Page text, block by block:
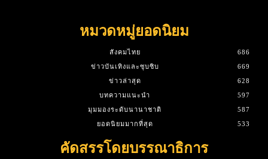
หมวดหมู่ยอดนิยม
สังคมไทย
686
ข่าวบันเทิงและซุบซิบ
669
ข่าวล่าสุด
628
บทความแนะนำ
597
มุมมองระดับนานาชาติ
587
ยอดนิยมมากที่สุด
533
คัดสรรโดยบรรณาธิการ